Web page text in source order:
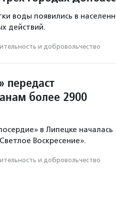
воды появились в
действий.
и доброволь­чест­во
более 2900
в Липецке началась
Воскресение».
и доброволь­чест­во